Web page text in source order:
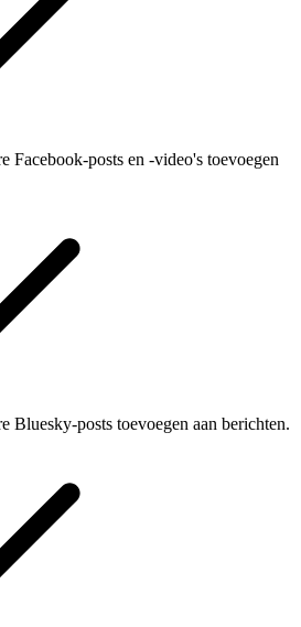
Facebook-posts en -video's toevoegen
Bluesky-posts toevoegen aan berichten.